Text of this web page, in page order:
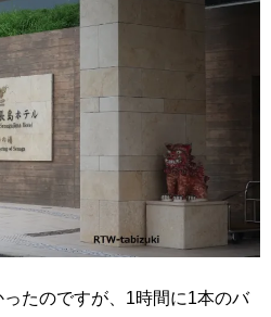
たのですが、1時間に1本のバ